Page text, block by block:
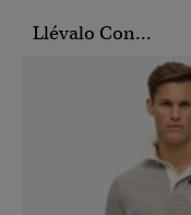
Llévalo Con...